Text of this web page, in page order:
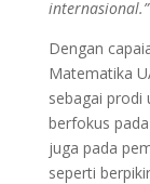
internasional.”
Dengan
Matematika
sebagai prodi
berfokus
juga pada
seperti